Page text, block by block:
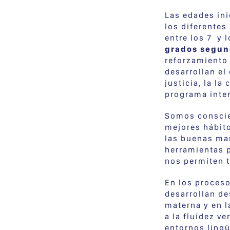
Las edades
los diferentes
entre los 7 y
grados
reforzamiento
desarrollan el
justicia, la la
programa
Somos
mejores
las buenas
herramientas
nos permiten
En los
desarrollan
materna y en
a la fluidez
entornos